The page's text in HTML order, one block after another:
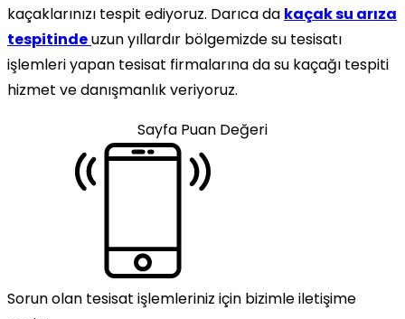
kaçaklarınızı tespit ediyoruz. Darıca da kaçak su arıza
tespitindeuzun yıllardır bölgemizde su tesisatı
işlemleri yapan tesisat firmalarına da su kaçağı tespiti
hizmet ve danışmanlık veriyoruz.
Sayfa Puan Değeri
Sorun olan tesisat işlemleriniz için bizimle iletişime